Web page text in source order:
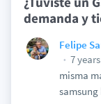
demanda y
Felipe
7
misma
samsung